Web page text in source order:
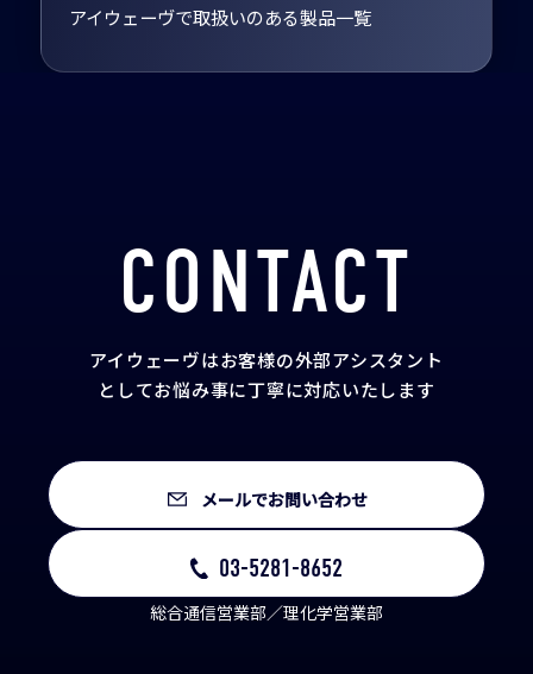
アイウェーヴで取扱いのある製品一覧
CONTACT
アイウェーヴはお客様の外部アシスタント
としてお悩み事に丁寧に対応いたします
メールでお問い合わせ
03-5281-8652
総合通信営業部／理化学営業部